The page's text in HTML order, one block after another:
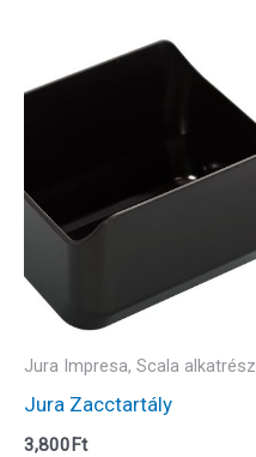
Jura Impresa, Scala alkatrész
Jura Zacctartály
3,800Ft